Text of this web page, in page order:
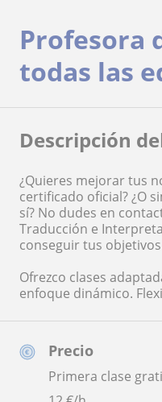
Precio
Primera clase
Profesora
todas las
Descripción
¿Quieres mejorar tus
certificado oficial? ¿O
sí? No dudes en
Traducción e
conseguir tus
Ofrezco clases
enfoque dinámico.